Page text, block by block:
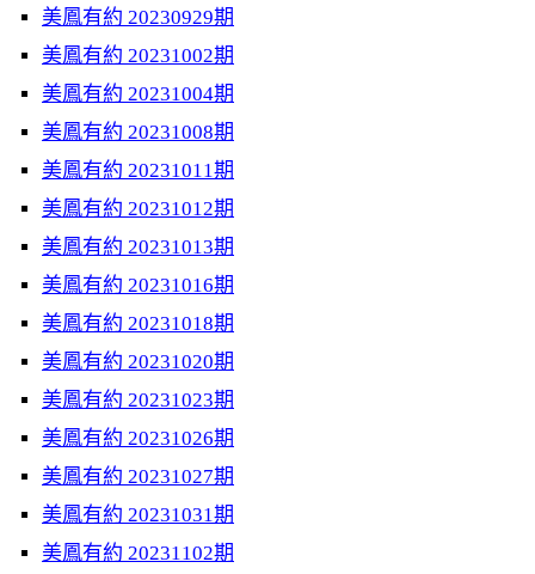
美鳳有約 20230929期
美鳳有約 20231002期
美鳳有約 20231004期
美鳳有約 20231008期
美鳳有約 20231011期
美鳳有約 20231012期
美鳳有約 20231013期
美鳳有約 20231016期
美鳳有約 20231018期
美鳳有約 20231020期
美鳳有約 20231023期
美鳳有約 20231026期
美鳳有約 20231027期
美鳳有約 20231031期
美鳳有約 20231102期